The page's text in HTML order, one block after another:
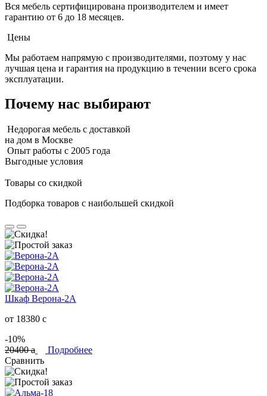
Вся мебель сертифицирована производителем и имеет
гарантию от 6 до 18 месяцев.
Цены
Мы работаем напрямую с производителями, поэтому у нас
лучшая цена и гарантия на продукцию в течении всего срока
эксплуатации.
Почему нас выбирают
Недорогая мебель с доставкой
на дом в Москве
Опыт работы с 2005 года
Выгодные условия
Товары со скидкой
Подборка товаров с наибольшей скидкой
Шкаф Верона-2А
от 18380 c
-10%
20400a
Подробнее
Сравнить